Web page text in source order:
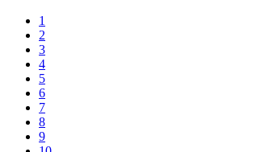
1
2
3
4
5
6
7
8
9